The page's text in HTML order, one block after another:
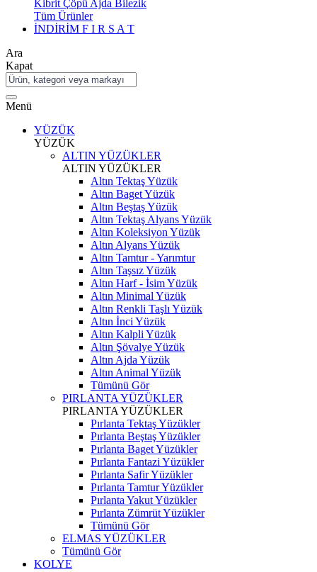
Kibrit Çöpü Ajda Bilezik
Tüm Ürünler
İNDİRİM F I R S A T
Ara
Kapat
Menü
YÜZÜK
YÜZÜK
ALTIN YÜZÜKLER
ALTIN YÜZÜKLER
Altın Tektaş Yüzük
Altın Baget Yüzük
Altın Beştaş Yüzük
Altın Tektaş Alyans Yüzük
Altın Koleksiyon Yüzük
Altın Alyans Yüzük
Altın Tamtur - Yarımtur
Altın Taşsız Yüzük
Altın Harf - İsim Yüzük
Altın Minimal Yüzük
Altın Renkli Taşlı Yüzük
Altın İnci Yüzük
Altın Kalpli Yüzük
Altın Şövalye Yüzük
Altın Ajda Yüzük
Altın Animal Yüzük
Tümünü Gör
PIRLANTA YÜZÜKLER
PIRLANTA YÜZÜKLER
Pırlanta Tektaş Yüzükler
Pırlanta Beştaş Yüzükler
Pırlanta Baget Yüzükler
Pırlanta Fantazi Yüzükler
Pırlanta Safir Yüzükler
Pırlanta Tamtur Yüzükler
Pırlanta Yakut Yüzükler
Pırlanta Zümrüt Yüzükler
Tümünü Gör
ELMAS YÜZÜKLER
Tümünü Gör
KOLYE